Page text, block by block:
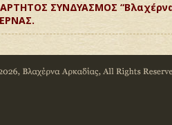
ΣΥΝΔΥΑΣΜΟΣ